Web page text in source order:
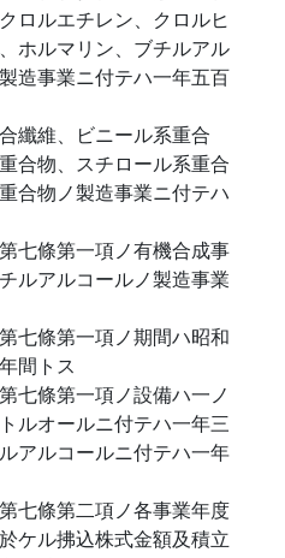
ロルエチレン、クロルヒ
ホルマリン、ブチルアル
造事業ニ付テハ一年五百
纖維、ビニール系重合
合物、スチロール系重合
合物ノ製造事業ニ付テハ
七條第一項ノ有機合成事
ルアルコールノ製造事業
七條第一項ノ期間ハ昭和
間トス
七條第一項ノ設備ハ一ノ
ルオールニ付テハ一年三
アルコールニ付テハ一年
七條第二項ノ各事業年度
ケル拂込株式金額及積立